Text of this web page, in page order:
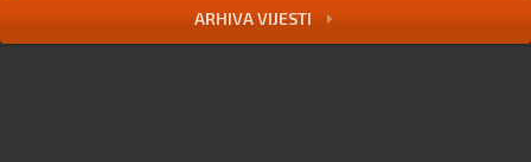
ARHIVA VIJESTI